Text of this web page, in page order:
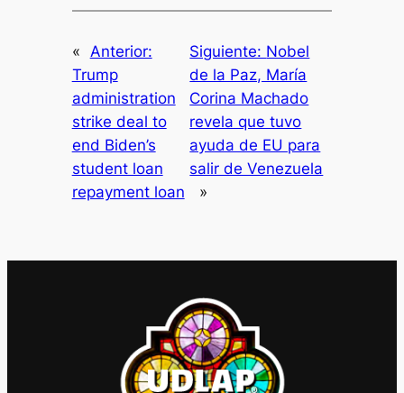
« Anterior:
Trump
administration
strike deal to
end Biden’s
student loan
repayment loan
Siguiente: Nobel
de la Paz, María
Corina Machado
revela que tuvo
ayuda de EU para
salir de Venezuela
»